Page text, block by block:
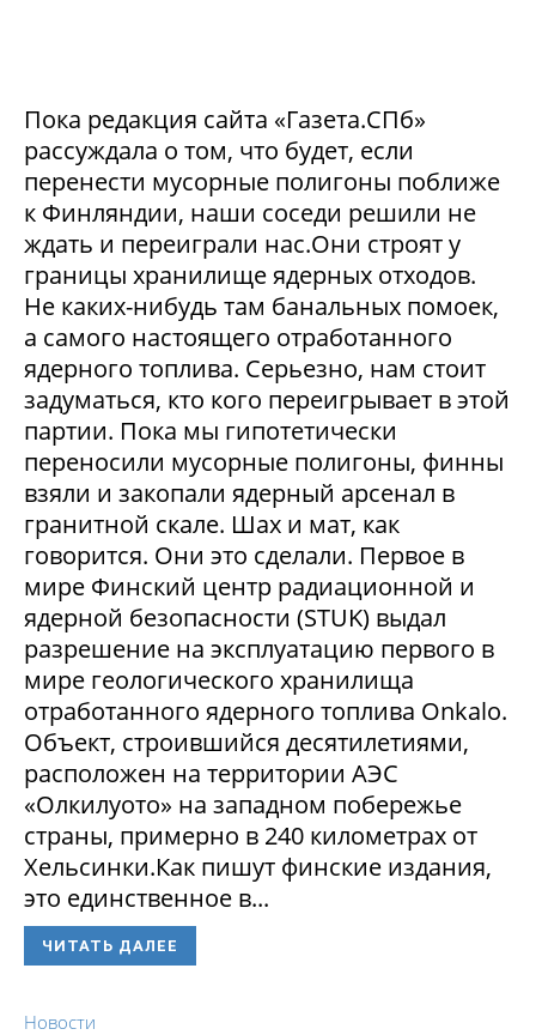
Пока редакция сайта «Газета.СПб»
рассуждала о том, что будет, если
перенести мусорные полигоны поближе
к Финляндии, наши соседи решили не
ждать и переиграли нас.Они строят у
границы хранилище ядерных отходов.
Не каких-нибудь там банальных помоек,
а самого настоящего отработанного
ядерного топлива. Серьезно, нам стоит
задуматься, кто кого переигрывает в этой
партии. Пока мы гипотетически
переносили мусорные полигоны, финны
взяли и закопали ядерный арсенал в
гранитной скале. Шах и мат, как
говорится. Они это сделали. Первое в
мире Финский центр радиационной и
ядерной безопасности (STUK) выдал
разрешение на эксплуатацию первого в
мире геологического хранилища
отработанного ядерного топлива Onkalo.
Объект, строившийся десятилетиями,
расположен на территории АЭС
«Олкилуото» на западном побережье
страны, примерно в 240 километрах от
Хельсинки.Как пишут финские издания,
это единственное в...
ЧИТАТЬ ДАЛЕЕ
Новости